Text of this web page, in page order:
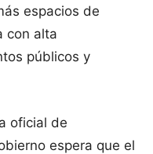
espacios de
con alta
públicos y
oficial de
espera que el